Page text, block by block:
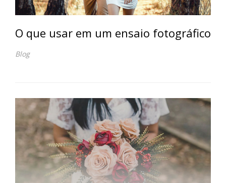
O que usar em um ensaio fotográfico
Blog